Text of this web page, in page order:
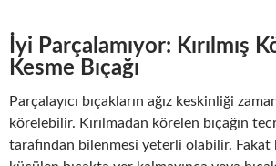
İyi Parçalamıyor: Kırılmış
Kesme Bıçağı
Parçalayıcı bıçakların ağız keskinliği
körelebilir. Kırılmadan körelen bıçağın
tarafından bilenmesi yeterli olabilir. Fakat